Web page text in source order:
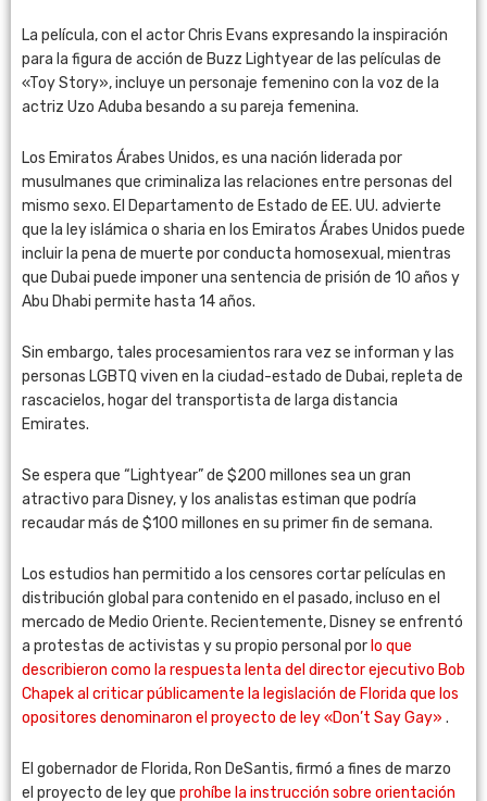
La película, con el actor Chris Evans expresando la inspiración
para la figura de acción de Buzz Lightyear de las películas de
«Toy Story», incluye un personaje femenino con la voz de la
actriz Uzo Aduba besando a su pareja femenina.
Los Emiratos Árabes Unidos, es una nación liderada por
musulmanes que criminaliza las relaciones entre personas del
mismo sexo. El Departamento de Estado de EE. UU. advierte
que la ley islámica o sharia en los Emiratos Árabes Unidos puede
incluir la pena de muerte por conducta homosexual, mientras
que Dubai puede imponer una sentencia de prisión de 10 años y
Abu Dhabi permite hasta 14 años.
Sin embargo, tales procesamientos rara vez se informan y las
personas LGBTQ viven en la ciudad-estado de Dubai, repleta de
rascacielos, hogar del transportista de larga distancia
Emirates.
Se espera que “Lightyear” de $200 millones sea un gran
atractivo para Disney, y los analistas estiman que podría
recaudar más de $100 millones en su primer fin de semana.
Los estudios han permitido a los censores cortar películas en
distribución global para contenido en el pasado, incluso en el
mercado de Medio Oriente. Recientemente, Disney se enfrentó
a protestas de activistas y su propio personal porlo que
describieron como la respuesta lenta del director ejecutivo Bob
Chapek al criticar públicamente la legislación de Florida que los
opositores denominaron el proyecto de ley «Don’t Say Gay» .
El gobernador de Florida, Ron DeSantis, firmó a fines de marzo
el proyecto de ley que prohíbe la instrucción sobre orientación